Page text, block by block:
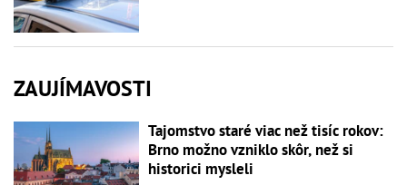
ZAUJÍMAVOSTI
Tajomstvo staré viac než tisíc rokov:
Brno možno vzniklo skôr, než si
historici mysleli